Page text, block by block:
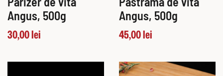
Angus, 500g
30,00lei
Angus, 500g
45,00lei